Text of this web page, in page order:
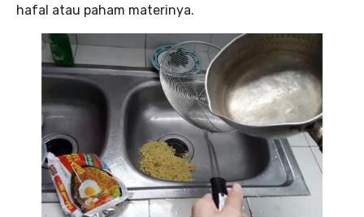
hafal atau paham materinya.